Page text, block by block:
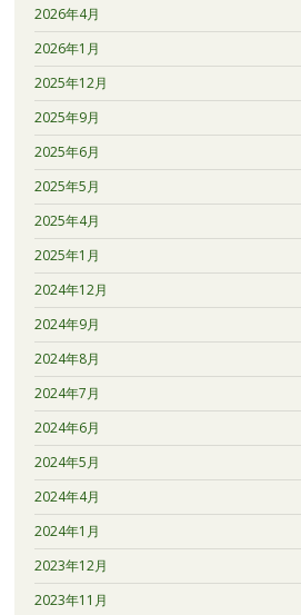
2026年4月
2026年1月
2025年12月
2025年9月
2025年6月
2025年5月
2025年4月
2025年1月
2024年12月
2024年9月
2024年8月
2024年7月
2024年6月
2024年5月
2024年4月
2024年1月
2023年12月
2023年11月